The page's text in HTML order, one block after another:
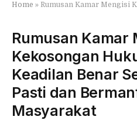
Home » Rumusan Kamar Mengisi Kekosongan Hukum Agar
Rumusan Kamar
Kekosongan
Keadilan Benar
Pasti dan
Masyarakat